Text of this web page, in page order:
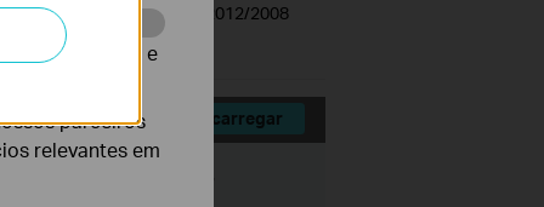
2019/2016/2012 R2/2012/2008
Descarregar
para melhorar e
parceiros
relevantes em